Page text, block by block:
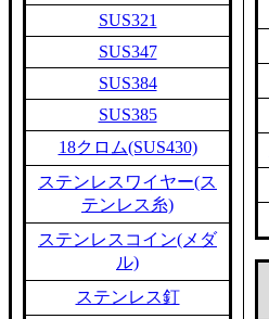
SUS321
SUS347
SUS384
SUS385
18クロム(SUS430)
ステンレスワイヤー(ス
テンレス糸)
ステンレスコイン(メダ
ル)
ステンレス釘